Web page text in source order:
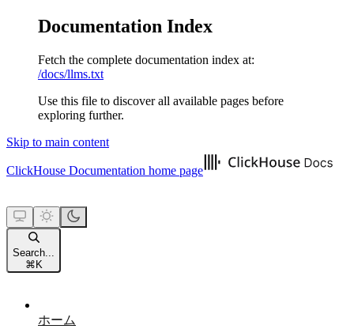
Documentation Index
Fetch the complete documentation index at:
/docs/llms.txt
Use this file to discover all available pages before
exploring further.
Skip to main content
ClickHouse Documentation home page
Search...
⌘ K
ホーム